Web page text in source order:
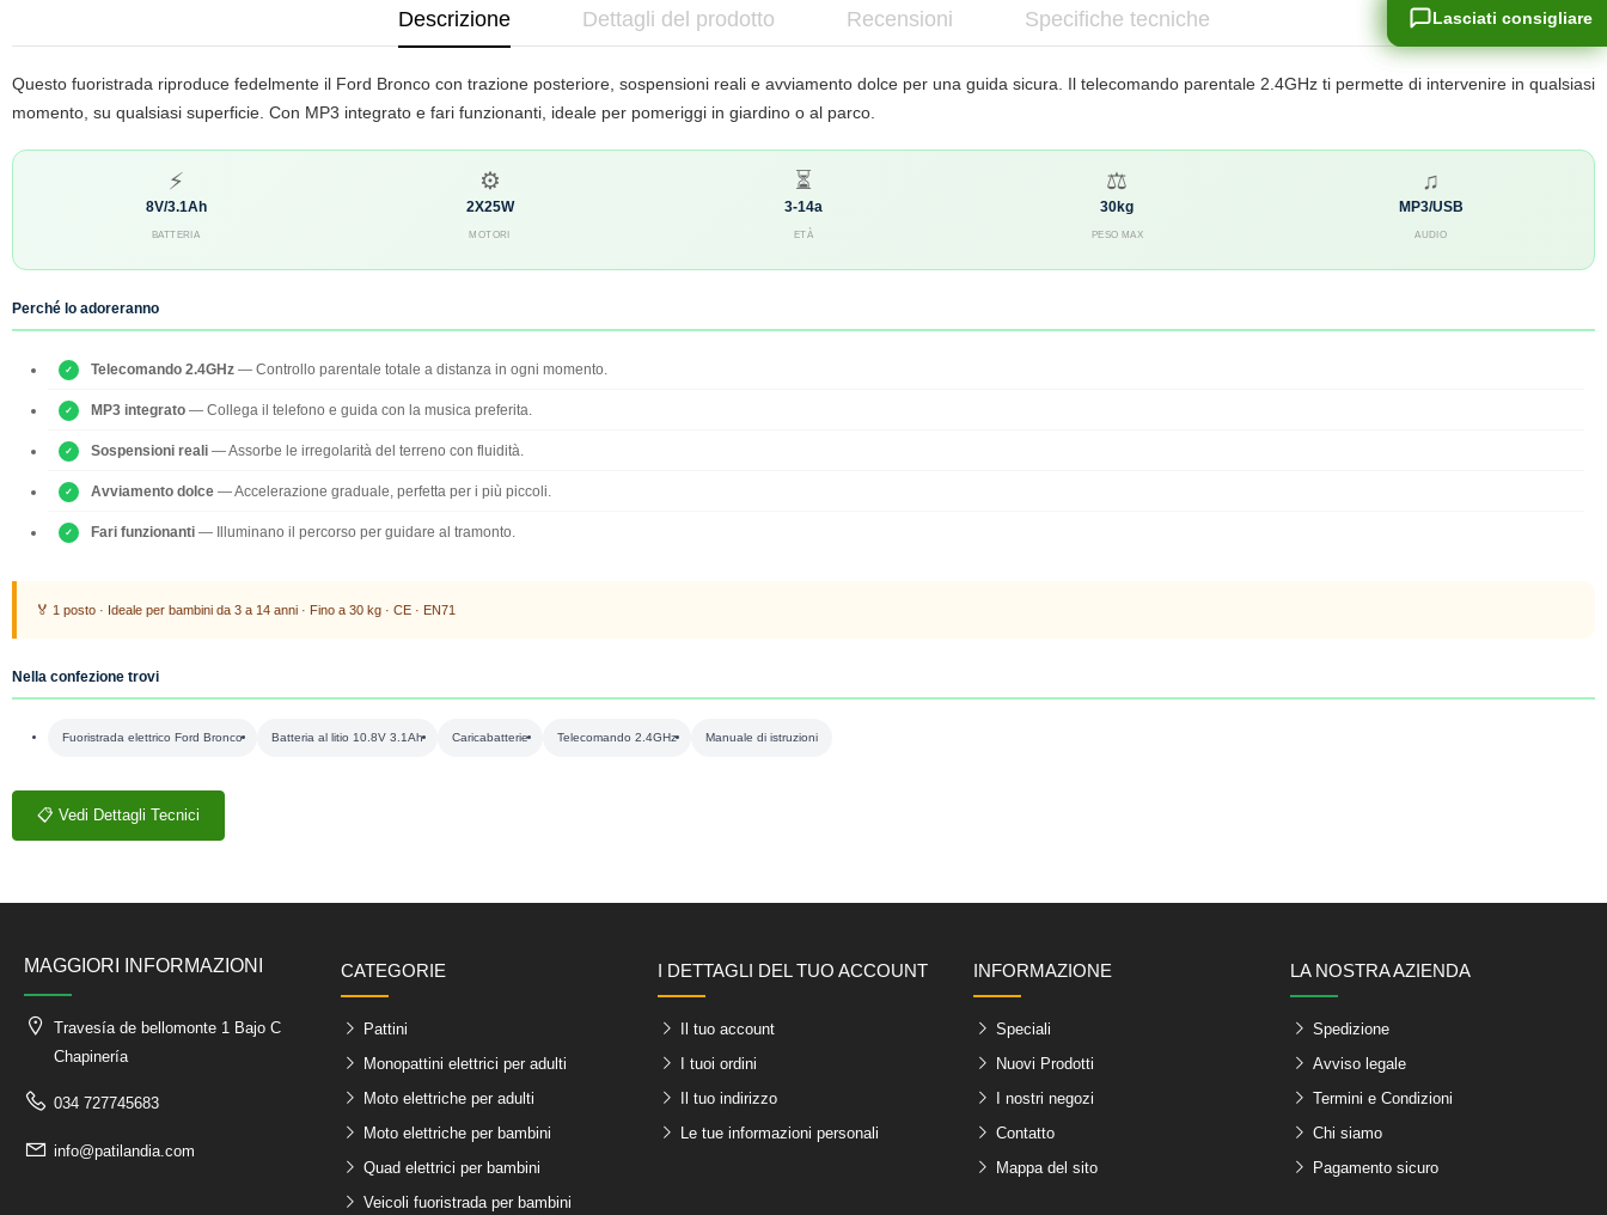
Descrizione Dettagli del prodotto Recensioni Specifiche tecniche
Questo fuoristrada riproduce fedelmente il Ford Bronco con trazione posteriore, sospensioni reali e avviamento dolce per una guida sicura. Il telecomando parentale 2.4GHz ti permette di intervenire in qualsiasi
momento, su qualsiasi superficie. Con MP3 integrato e fari funzionanti, ideale per pomeriggi in giardino o al parco.
⚡
8V/3.1Ah
BATTERIA
⚙
2X25W
MOTORI
⏳
3-14a
ETÀ
⚖
30kg
PESO MAX
♫
MP3/USB
AUDIO
Perché lo adoreranno
Telecomando 2.4GHz — Controllo parentale totale a distanza in ogni momento.
MP3 integrato — Collega il telefono e guida con la musica preferita.
Sospensioni reali — Assorbe le irregolarità del terreno con fluidità.
Avviamento dolce — Accelerazione graduale, perfetta per i più piccoli.
Fari funzionanti — Illuminano il percorso per guidare al tramonto.
🏅 1 posto · Ideale per bambini da 3 a 14 anni · Fino a 30 kg · CE · EN71
Nella confezione trovi
Fuoristrada elettrico Ford Bronco Batteria al litio 10.8V 3.1Ah Caricabatterie Telecomando 2.4GHz Manuale di istruzioni
📋 Vedi Dettagli Tecnici
MAGGIORI INFORMAZIONI
Travesía de bellomonte 1 Bajo C
Chapinería
034 727745683
info@patilandia.com
CATEGORIE
Pattini
Monopattini elettrici per adulti
Moto elettriche per adulti
Moto elettriche per bambini
Quad elettrici per bambini
Veicoli fuoristrada per bambini
I DETTAGLI DEL TUO ACCOUNT
Il tuo account
I tuoi ordini
Il tuo indirizzo
Le tue informazioni personali
INFORMAZIONE
Speciali
Nuovi Prodotti
I nostri negozi
Contatto
Mappa del sito
LA NOSTRA AZIENDA
Spedizione
Avviso legale
Termini e Condizioni
Chi siamo
Pagamento sicuro
Lasciati consigliare
Lasciati consigliare